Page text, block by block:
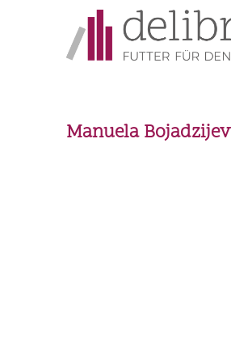
Manuela Bojadzijev